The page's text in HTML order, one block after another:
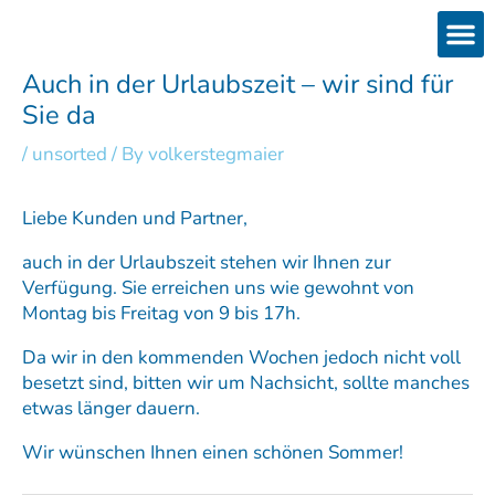
Auch in der Urlaubszeit – wir sind für
Sie da
/ unsorted / Byvolkerstegmaier
Liebe Kunden und Partner,
auch in der Urlaubszeit stehen wir Ihnen zur
Verfügung. Sie erreichen uns wie gewohnt von
Montag bis Freitag von 9 bis 17h.
Da wir in den kommenden Wochen jedoch nicht voll
besetzt sind, bitten wir um Nachsicht, sollte manches
etwas länger dauern.
Wir wünschen Ihnen einen schönen Sommer!